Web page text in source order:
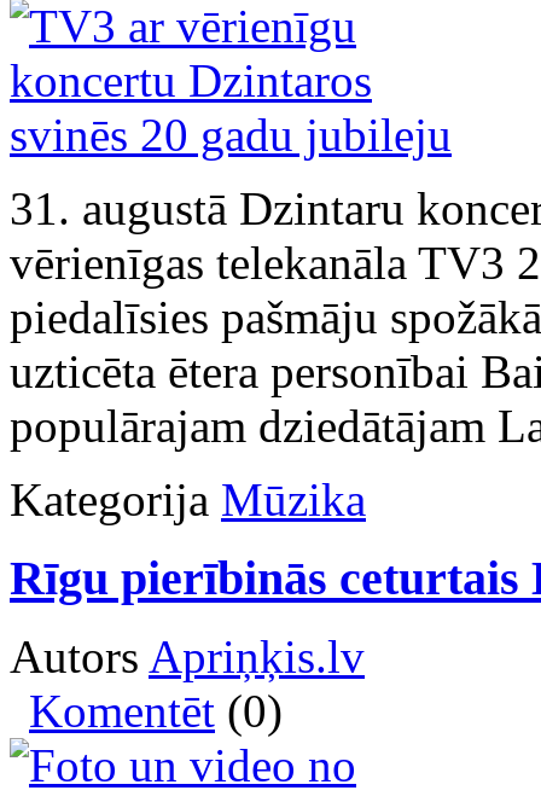
31. augustā Dzintaru
vērienīgas telekanāla TV3
piedalīsies pašmāju
uzticēta ētera personībai
populārajam dziedātājam
Kategorija Mūzika
Rīgu pierībinās ceturtais
Autors Apriņķis.lv
Komentēt (0)